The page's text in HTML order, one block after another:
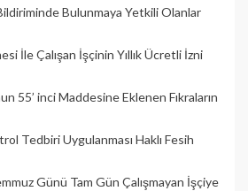
Bulunmaya Yetkili Olanlar
İle Çalışan İşçinin Yıllık Üc­retli İzni
55’ inci Maddesine Eklenen Fıkraların
Tedbiri Uygulanması Haklı Fesih
Günü Tam Gün Çalışmayan İşçiye